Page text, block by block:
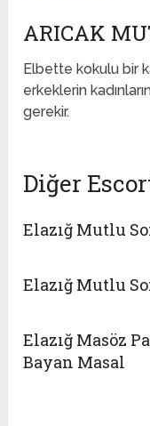
ARICAK
Elbette kokulu bir
erkeklerin
gerekir.
Diğer
Elazığ Mutlu
Elazığ Mutlu
Elazığ Masöz
Bayan Masal